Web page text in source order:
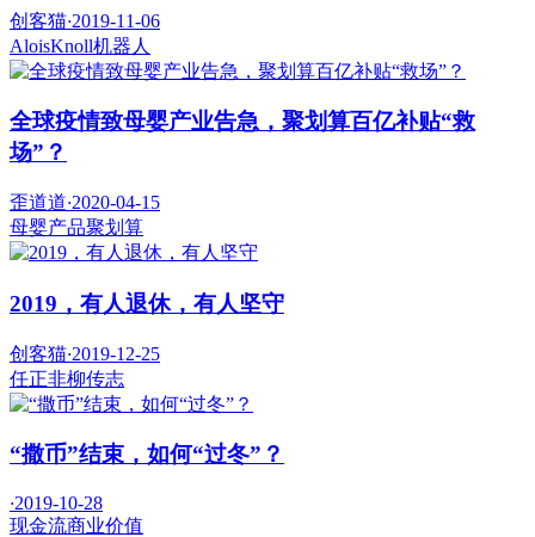
创客猫·2019-11-06
AloisKnoll机器人
全球疫情致母婴产业告急，聚划算百亿补贴“救
场”？
歪道道·2020-04-15
母婴产品聚划算
2019，有人退休，有人坚守
创客猫·2019-12-25
任正非柳传志
“撒币”结束，如何“过冬”？
·2019-10-28
现金流商业价值